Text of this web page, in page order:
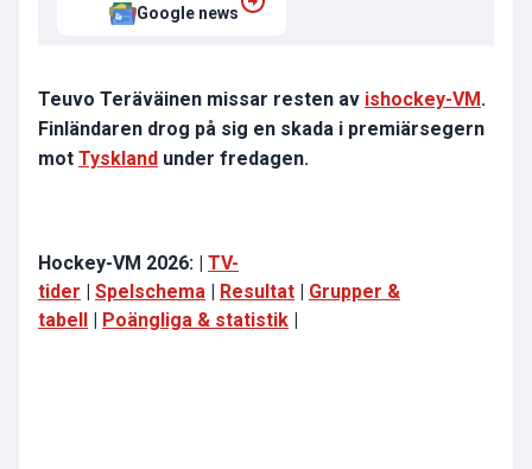
Google news
Teuvo Teräväinen missar resten av ishockey-VM .
Finländaren drog på sig en skada i premiärsegern
mot Tyskland under fredagen.
Hockey-VM 2026: | TV-
tider
Spelschema Resultat
Grupper &
tabell
Poängliga & statistik